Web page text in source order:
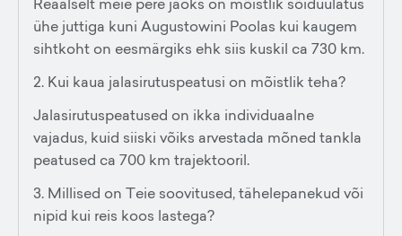
ühe juttiga kuni Augustowini Poolas kui kaugem
sihtkoht on eesmärgiks ehk siis kuskil ca 730 km.
2. Kui kaua jalasirutuspeatusi on mõistlik teha?
Jalasirutuspeatused on ikka individuaalne
vajadus, kuid siiski võiks arvestada mõned tankla
peatused ca 700 km trajektooril.
3. Millised on Teie soovitused, tähelepanekud või
nipid kui reis koos lastega?